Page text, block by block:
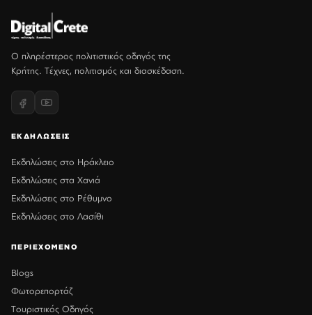
Ο πληρέστερος πολιτιστικός οδηγός της
Κρήτης. Τέχνες, πολιτισμός και διασκέδαση.
ΕΚΔΗΛΩΣΕΙΣ
Εκδηλώσεις στο Ηράκλειο
Εκδηλώσεις στα Χανιά
Εκδηλώσεις στο Ρέθυμνο
Εκδηλώσεις στο Λασίθι
ΠΕΡΙΕΧΟΜΕΝΟ
Blogs
Φωτορεπορτάζ
Τουριστικός Οδηγός